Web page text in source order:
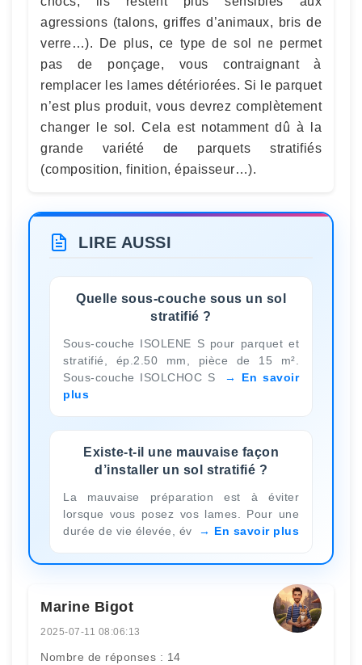
agressions (talons, griffes d’animaux, bris de
verre…). De plus, ce type de sol ne permet
pas de ponçage, vous contraignant à
remplacer les lames détériorées. Si le parquet
n’est plus produit, vous devrez complètement
changer le sol. Cela est notamment dû à la
grande variété de parquets stratifiés
(composition, finition, épaisseur…).
LIRE AUSSI
Quelle sous-couche sous un sol
stratifié ?
Sous-couche ISOLENE S pour parquet et
stratifié, ép.2.50 mm, pièce de 15 m².
Sous-couche ISOLCHOC S
En savoir
plus
Existe-t-il une mauvaise façon
d’installer un sol stratifié ?
La mauvaise préparation est à éviter
lorsque vous posez vos lames. Pour une
durée de vie élevée, év
En savoir plus
Marine Bigot
2025-07-11 08:06:13
Nombre de réponses : 14